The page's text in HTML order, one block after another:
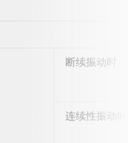
断续振动时
连续性振动时